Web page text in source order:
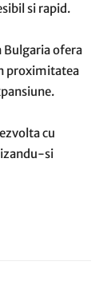
si rapid.
ofera
proximitatea
cu
si